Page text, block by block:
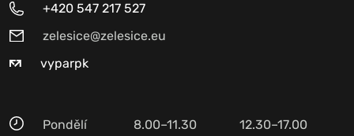
+420 547 217 527
zelesice@zelesice.eu
vyparpk
Pondělí 8.00–11.30
12.30–17.00